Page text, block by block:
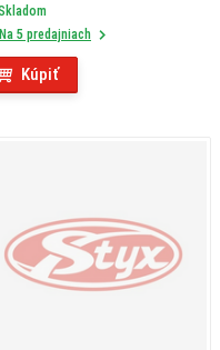
Na 5 predajniach
Kúpiť